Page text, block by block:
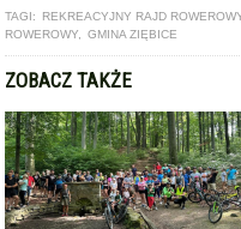
TAGI: REKREACYJNY RAJD
ROWEROWY
GMINA ZIĘBICE
ZOBACZ TAKŻE